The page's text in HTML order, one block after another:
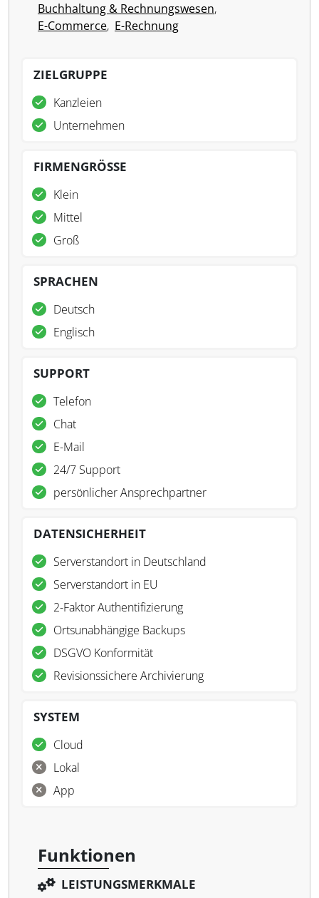
Buchhaltung & Rechnungswesen,
E-Commerce, E-Rechnung
ZIELGRUPPE
Kanzleien
Unternehmen
FIRMENGRÖSSE
Klein
Mittel
Groß
SPRACHEN
Deutsch
Englisch
SUPPORT
Telefon
Chat
E-Mail
24/7 Support
persönlicher Ansprechpartner
DATENSICHERHEIT
Serverstandort in Deutschland
Serverstandort in EU
2-Faktor Authentifizierung
Ortsunabhängige Backups
DSGVO Konformität
Revisionssichere Archivierung
SYSTEM
Cloud
Lokal
App
Funktionen
LEISTUNGSMERKMALE